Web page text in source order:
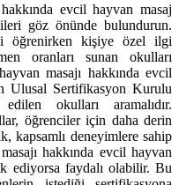
evcil hayvan masaj
göz önünde bulundurun.
öğrenirken kişiye özel ilgi
oranları sunan okulları
masajı hakkında evcil
Ulusal Sertifikasyon Kurulu
okulları aramalıdır.
öğrenciler için daha derin
kapsamlı deneyimlere sahip
hakkında evcil hayvan
ediyorsa faydalı olabilir. Bu